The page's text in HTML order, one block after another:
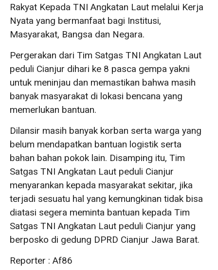
Rakyat Kepada TNI Angkatan Laut melalui Kerja
Nyata yang bermanfaat bagi Institusi,
Masyarakat, Bangsa dan Negara.
Pergerakan dari Tim Satgas TNI Angkatan Laut
peduli Cianjur dihari ke 8 pasca gempa yakni
untuk meninjau dan memastikan bahwa masih
banyak masyarakat di lokasi bencana yang
memerlukan bantuan.
Dilansir masih banyak korban serta warga yang
belum mendapatkan bantuan logistik serta
bahan bahan pokok lain. Disamping itu, Tim
Satgas TNI Angkatan Laut peduli Cianjur
menyarankan kepada masyarakat sekitar, jika
terjadi sesuatu hal yang kemungkinan tidak bisa
diatasi segera meminta bantuan kepada Tim
Satgas TNI Angkatan Laut peduli Cianjur yang
berposko di gedung DPRD Cianjur Jawa Barat.
Reporter : Af86